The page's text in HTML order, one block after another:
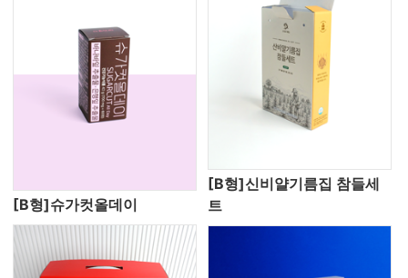
[B형]슈가컷올데이
[B형]신비얄기름집 참들세
트